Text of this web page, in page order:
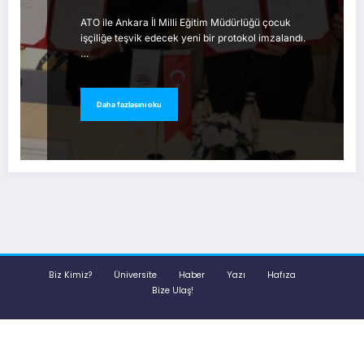
ATO ile Ankara İl Milli Eğitim Müdürlüğü çocuk
işçiliğe teşvik edecek yeni bir protokol imzalandı.
…
Daha fazlasını oku
Biz Kimiz? Üniversite Haber Yazı
Hafıza
Bize Ulaş!